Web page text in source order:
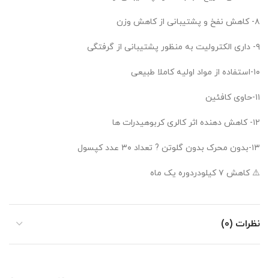
۸- کاهش نفخ و پشتیبانی از کاهش وزن
۹- داری الکترولیت به منظور پشتیبانی از گرفتگی
۱۰-استفاده از مواد اولیه کاملا طبیعی
۱۱-حاوی کافئین
۱۲- کاهش دهنده اثر کالری کربوهیدرات ها
۱۳-بدون محرک بدون گلوتن ? تعداد ۳۰ عدد کپسول
⚠️ کاهش ۷ کیلودردوره یک ماه
نظرات (0)